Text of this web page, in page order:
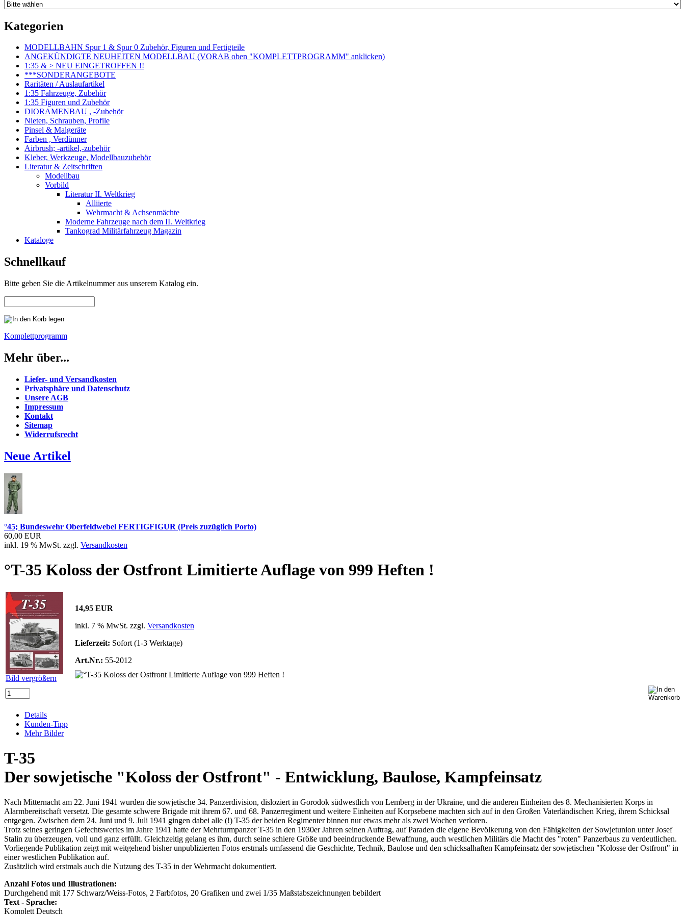
Kategorien
MODELLBAHN Spur 1 & Spur 0 Zubehör, Figuren und Fertigteile
ANGEKÜNDIGTE NEUHEITEN MODELLBAU (VORAB oben "KOMPLETTPROGRAMM" anklicken)
1:35 & > NEU EINGETROFFEN !!
***SONDERANGEBOTE
Raritäten / Auslaufartikel
1:35 Fahrzeuge, Zubehör
1:35 Figuren und Zubehör
DIORAMENBAU , -Zubehör
Nieten, Schrauben, Profile
Pinsel & Malgeräte
Farben , Verdünner
Airbrush; -artikel,-zubehör
Kleber, Werkzeuge, Modellbauzubehör
Literatur & Zeitschriften
Modellbau
Vorbild
Literatur II. Weltkrieg
Alliierte
Wehrmacht & Achsenmächte
Moderne Fahrzeuge nach dem II. Weltkrieg
Tankograd Militärfahrzeug Magazin
Kataloge
Schnellkauf
Bitte geben Sie die Artikelnummer aus unserem Katalog ein.
Komplettprogramm
Mehr über...
Liefer- und Versandkosten
Privatsphäre und Datenschutz
Unsere AGB
Impressum
Kontakt
Sitemap
Widerrufsrecht
Neue Artikel
°45; Bundeswehr Oberfeldwebel FERTIGFIGUR (Preis zuzüglich Porto)
60,00 EUR
inkl. 19 % MwSt. zzgl. Versandkosten
°T-35 Koloss der Ostfront Limitierte Auflage von 999 Heften !
Bild vergrößern
14,95 EUR
inkl. 7 % MwSt. zzgl. Versandkosten
Lieferzeit: Sofort (1-3 Werktage)
Art.Nr.: 55-2012
Details
Kunden-Tipp
Mehr Bilder
T-35
Der sowjetische "Koloss der Ostfront" - Entwicklung, Baulose, Kampfeinsatz
Nach Mitternacht am 22. Juni 1941 wurden die sowjetische 34. Panzerdivision, disloziert in Gorodok südwestlich von Lemberg in der Ukraine, und die anderen Einheiten des 8. Mechanisierten Korps in
Alarmbereitschaft versetzt. Die gesamte schwere Brigade mit ihrem 67. und 68. Panzerregiment und weitere Einheiten auf Korpsebene machten sich auf in den Großen Vaterländischen Krieg, ihrem Schicksal
entgegen. Zwischen dem 24. Juni und 9. Juli 1941 gingen dabei alle (!) T-35 der beiden Regimenter binnen nur etwas mehr als zwei Wochen verloren.
Trotz seines geringen Gefechtswertes im Jahre 1941 hatte der Mehrturmpanzer T-35 in den 1930er Jahren seinen Auftrag, auf Paraden die eigene Bevölkerung von den Fähigkeiten der Sowjetunion unter Josef
Stalin zu überzeugen, voll und ganz erfüllt. Gleichzeitig gelang es ihm, durch seine schiere Größe und beeindruckende Bewaffnung, auch westlichen Militärs die Macht des "roten" Panzerbaus zu verdeutlichen.
Vorliegende Publikation zeigt mit weitgehend bisher unpublizierten Fotos erstmals umfassend die Geschichte, Technik, Baulose und den schicksalhaften Kampfeinsatz der sowjetischen "Kolosse der Ostfront" in
einer westlichen Publikation auf.
Zusätzlich wird erstmals auch die Nutzung des T-35 in der Wehrmacht dokumentiert.
Anzahl Fotos und Illustrationen:
Durchgehend mit 177 Schwarz/Weiss-Fotos, 2 Farbfotos, 20 Grafiken und zwei 1/35 Maßstabszeichnungen bebildert
Text - Sprache:
Komplett Deutsch